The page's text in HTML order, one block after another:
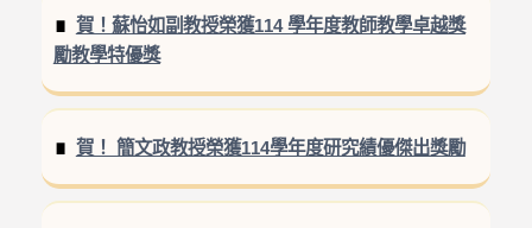
賀！蘇怡如副教授榮獲114 學年度教師教學卓越獎
勵教學特優獎
賀！ 簡文政教授榮獲114學年度研究績優傑出獎勵